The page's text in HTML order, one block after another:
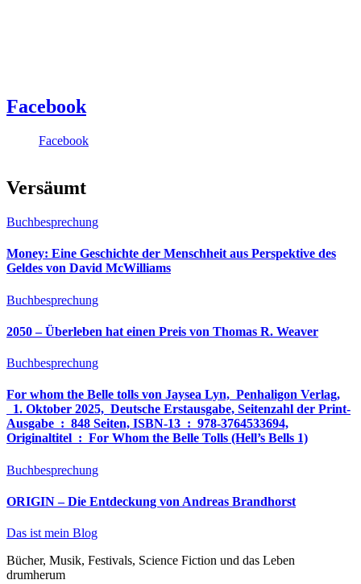
Facebook
Facebook
Versäumt
Buchbesprechung
Money: Eine Geschichte der Menschheit aus Perspektive des
Geldes von David McWilliams
Buchbesprechung
2050 – Überleben hat einen Preis von Thomas R. Weaver
Buchbesprechung
For whom the Belle tolls von Jaysea Lyn, ‎ Penhaligon Verlag,
‎ 1. Oktober 2025, ‎ Deutsche Erstausgabe, Seitenzahl der Print-
Ausgabe ‏ : ‎ 848 Seiten, ISBN-13 ‏ : ‎ 978-3764533694,
Originaltitel ‏ : ‎ For Whom the Belle Tolls (Hell’s Bells 1)
Buchbesprechung
ORIGIN – Die Entdeckung von Andreas Brandhorst
Das ist mein Blog
Bücher, Musik, Festivals, Science Fiction und das Leben
drumherum